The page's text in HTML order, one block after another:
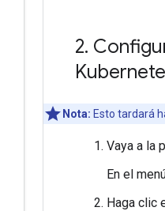
2.
Nota: Esto tardará
Vaya a la
En el
Haga clic